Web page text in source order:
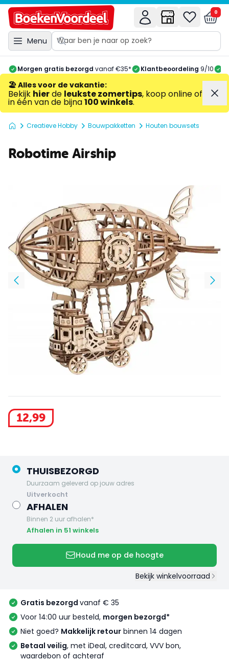
Menu
0
Morgen gratis bezorgd vanaf €35* Klantbeoordeling 9/10
🏖️ Alles voor de vakantie:
Bekijk hierde leukste zomertips, koop online of
in één van de bijna100 winkels.
Creatieve Hobby Bouwpakketten Houten bouwsets
Robotime Airship
12,99
THUISBEZORGD
Duurzaam geleverd op jouw adres
uitverkocht
AFHALEN
Binnen 2 uur afhalen*
Afhalen in 51 winkels
Houd me op de hoogte
Bekijk winkelvoorraad
Gratis bezorgd vanaf € 35
Voor 14:00 uur besteld, morgen bezorgd*
Niet goed? Makkelijk retour binnen 14 dagen
Betaal veilig, met iDeal, creditcard, VVV bon,
waardebon of achteraf